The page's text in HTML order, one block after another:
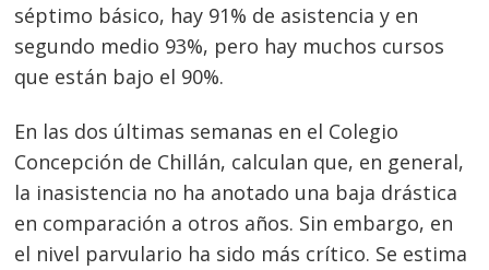
séptimo básico, hay 91% de asistencia y en
segundo medio 93%, pero hay muchos cursos
que están bajo el 90%.
En las dos últimas semanas en el Colegio
Concepción de Chillán, calculan que, en general,
la inasistencia no ha anotado una baja drástica
en comparación a otros años. Sin embargo, en
el nivel parvulario ha sido más crítico. Se estima